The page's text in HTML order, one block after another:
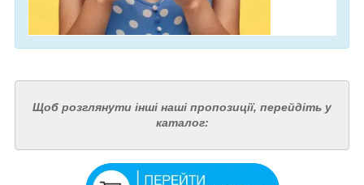
Щоб розглянути інші наші пропозиції, перейдіть у
каталог: